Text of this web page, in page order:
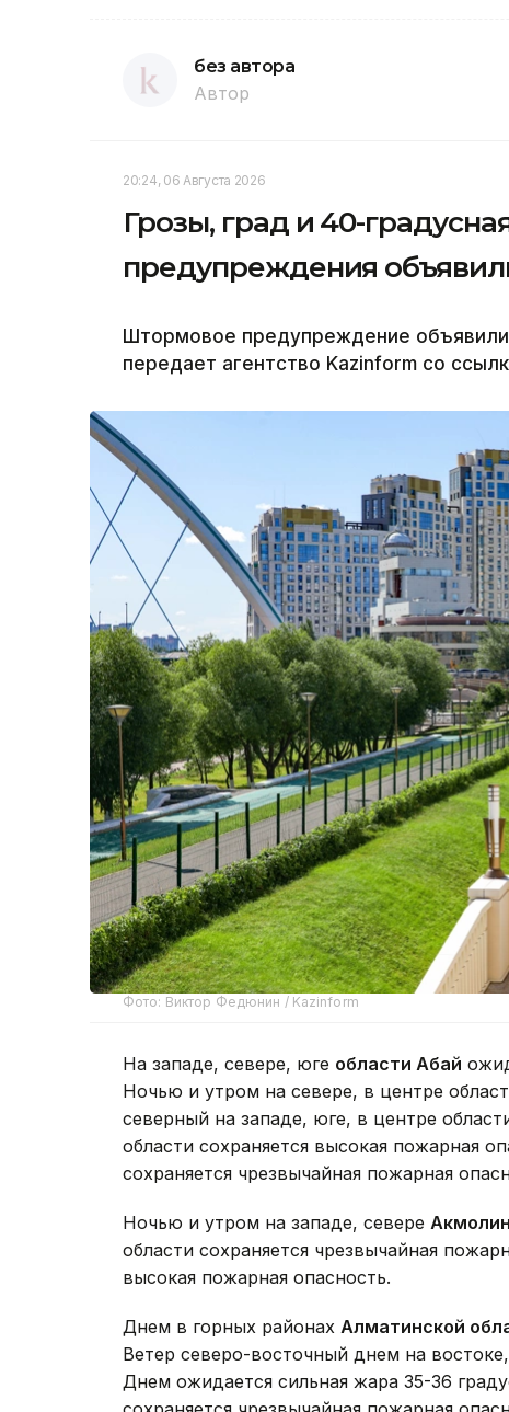
без автора
Автор
20:24, 06 Августа 2026
Грозы, град и 40-
предупреждения
Штормовое предупреждение объявили
передает агентство Kazinform со
Фото: Виктор Федюнин / Kazinform
На западе, севере, юге области Абай
Ночью и утром на севере, в центре
северный на западе, юге, в центре
области сохраняется высокая пожарная
сохраняется чрезвычайная пожарная
Ночью и утром на западе, севере
области сохраняется чрезвычайная
высокая пожарная опасность.
Днем в горных районах Алматинской
Ветер северо-восточный днем на
Днем ожидается сильная жара 35-36